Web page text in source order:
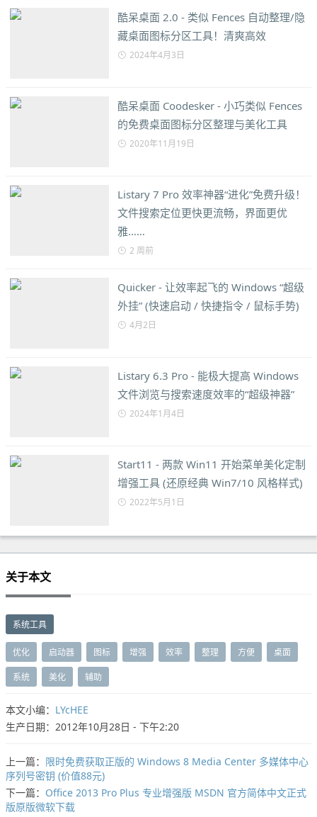
酷呆桌面 2.0 - 类似 Fences 自动整理/隐
藏桌面图标分区工具！清爽高效
2024年4月3日
酷呆桌面 Coodesker - 小巧类似 Fences
的免费桌面图标分区整理与美化工具
2020年11月19日
Listary 7 Pro 效率神器“进化”免费升级！
文件搜索定位更快更流畅，界面更优
雅……
2 周前
Quicker - 让效率起飞的 Windows “超级
外挂” (快速启动 / 快捷指令 / 鼠标手势)
4月2日
Listary 6.3 Pro - 能极大提高 Windows
文件浏览与搜索速度效率的“超级神器”
2024年1月4日
Start11 - 两款 Win11 开始菜单美化定制
增强工具 (还原经典 Win7/10 风格样式)
2022年5月1日
关于本文
系统工具
优化 启动器 图标 增强 效率 整理 方便 桌面
系统 美化 辅助
本文小编： LYcHEE
生产日期：2012年10月28日 - 下午2:20
上一篇： 限时免费获取正版的 Windows 8 Media Center 多媒体中心
序列号密钥 (价值88元)
下一篇： Office 2013 Pro Plus 专业增强版 MSDN 官方简体中文正式
版原版微软下载